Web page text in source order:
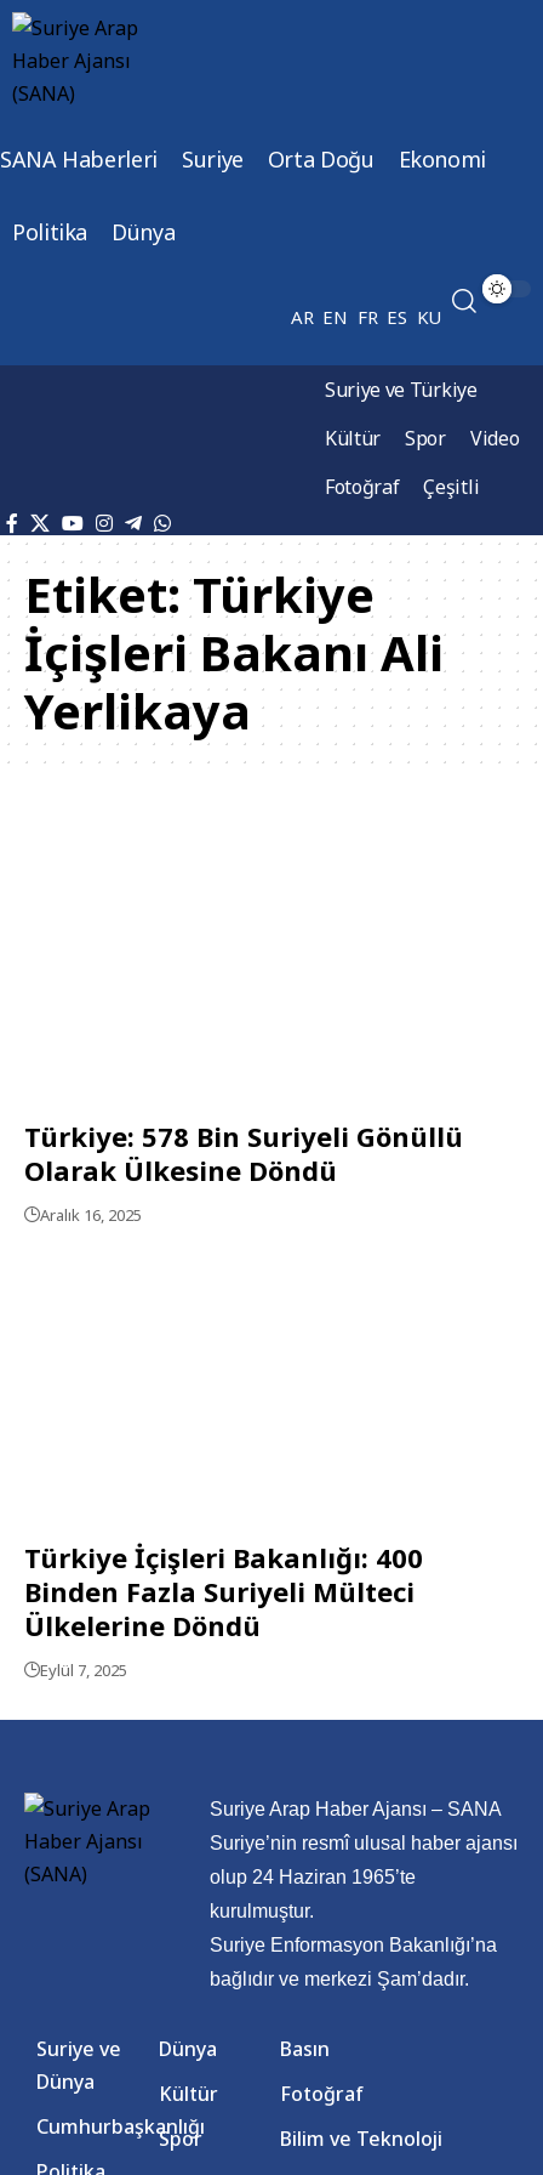
SANA Haberleri Suriye Orta Doğu Ekonomi
Politika Dünya
AR EN FR ES KU
Suriye ve Türkiye
Kültür
Spor
Video
Fotoğraf
Çeşitli
Etiket:Türkiye
İçişleri Bakanı Ali
Yerlikaya
Türkiye: 578 Bin Suriyeli Gönüllü
Olarak Ülkesine Döndü
Aralık 16, 2025
Türkiye İçişleri Bakanlığı: 400
Binden Fazla Suriyeli Mülteci
Ülkelerine Döndü
Eylül 7, 2025
Suriye Arap Haber Ajansı – SANA
Suriye’nin resmî ulusal haber ajansı
olup 24 Haziran 1965’te
kurulmuştur.
Suriye Enformasyon Bakanlığı’na
bağlıdır ve merkezi Şam’dadır.
Suriye ve
Dünya
Cumhurbaşkanlığı
Dünya
Kültür
Spor
Basın
Fotoğraf
Bilim ve Teknoloji